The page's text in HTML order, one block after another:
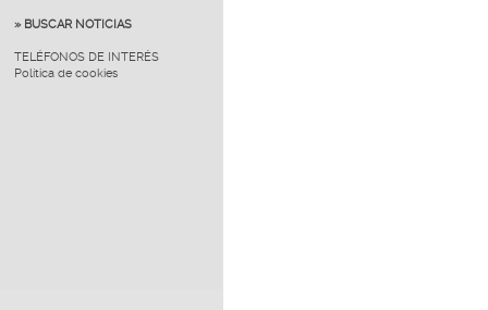
» BUSCAR NOTICIAS
TELÉFONOS DE INTERÉS
Política de cookies